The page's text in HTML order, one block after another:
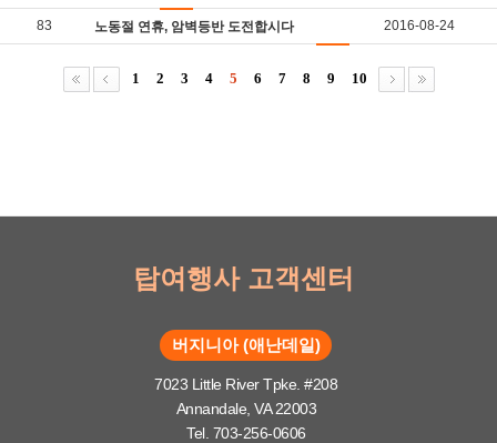
83 노동절 연휴, 암벽등반 도전합시다 2016-08-24
1 2 3 4 5 6 7 8 9 10
탑여행사 고객센터
버지니아 (애난데일)
7023 Little River Tpke. #208
Annandale, VA 22003
Tel. 703-256-0606